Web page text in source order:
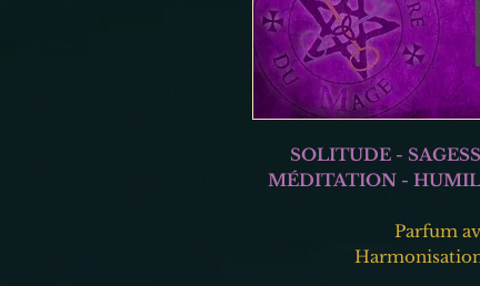
SOLITUDE -
MÉDITATION -
Parfum